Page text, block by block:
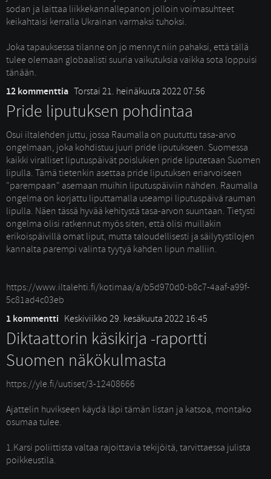
sodan ja laittaa liikkekannallepanon jolloin voimasuhteet
keikahtaisi kerralla Ukrainan varmaksi tuhoksi.
Joka tapauksessa tilanne on jo mennyt niin pahaksi, että tällä
tulee olemaan globaalisti suuria vaikutuksia vaikka sota loppuisi
tänään.
12 kommenttia Torstai 21. heinäkuuta 2022 07:56
Pride liputuksen pohdintaa
Osui iltalehden juttu, jossa Raumalla on puututtu tasa-arvo
ongelmaan, joka kohdistuu juuri pride liputukseen. Suomessa
kaikki viralliset liputuspäivät poislukien pride liputetaan Suomen
lipulla. Tämä tietenkin asettaa pride liputuksen eriarvoiseen
"parempaan" asemaan muihin liputuspäiviin nähden. Raumalla
ongelma on korjattu liputtamalla useampi liputuspäivä rauman
lipulla. Näen tässä hyvää kehitystä tasa-arvon suuntaan. Tietysti
ongelma olisi ratkennut myös siten, että olisi muillakin
erikoispäivillä omat liput, mutta taloudellisesti ja säilytystilojen
kannalta parempi valinta tyytyä kahden lipun malliin.
https://www.iltalehti.fi/kotimaa/a/b5d970d0-b8c7-4aaf-a99f-
5c81ad4c03eb
1 kommentti Keskiviikko 29. kesäkuuta 2022 16:45
Diktaattorin käsikirja -raportti
Suomen näkökulmasta
https://yle.fi/uutiset/3-12408666
Ajattelin huvikseen käydä läpi tämän listan ja katsoa, montako
osumaa tulee.
1.Karsi poliittista valtaa rajoittavia tekijöitä, tarvittaessa julista
poikkeustila.